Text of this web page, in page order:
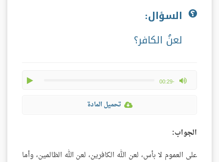
السؤال:
لعنُ الكافر؟
-00:29
max volume
تحميل المادة
الجواب:
على العموم لا بأس، لعن الله الكافرين، لعن الله الظالمين، وأما